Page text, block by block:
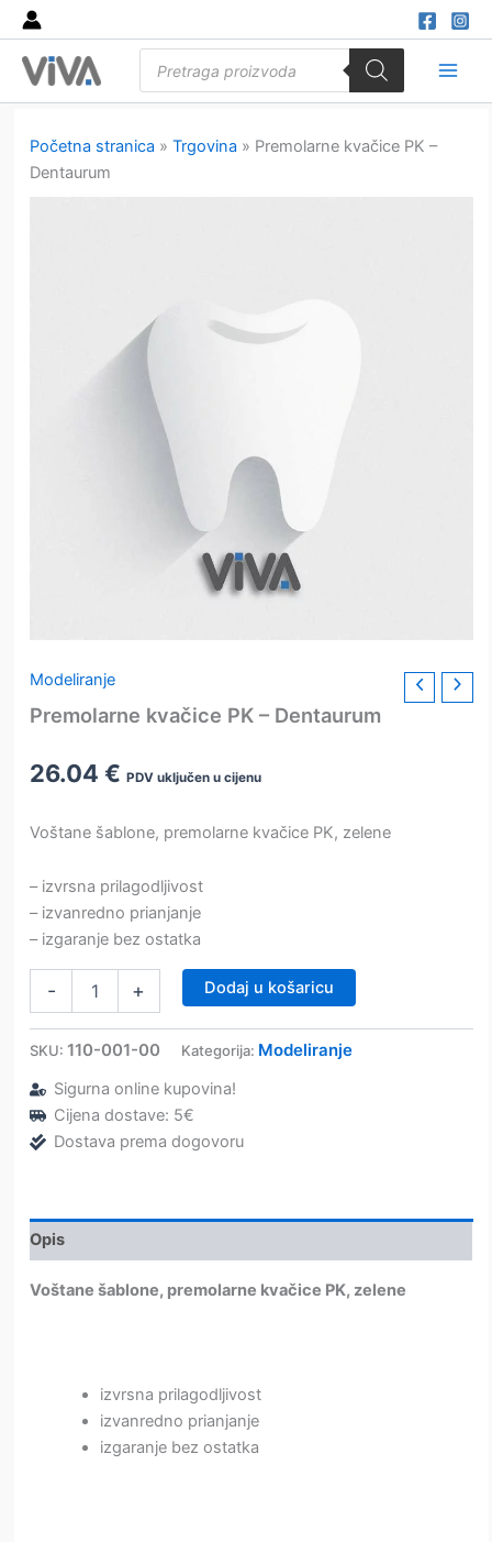
Skip
to
content
search
Početna stranica »Trgovina » Premolarne kvačice PK –
Dentaurum
Modeliranje
Premolarne kvačice PK – Dentaurum
26.04€ PDV uključen u cijenu
Voštane šablone, premolarne kvačice PK, zelene
– izvrsna prilagodljivost
– izvanredno prianjanje
– izgaranje bez ostatka
-
–
količina
+ Dodaj u košaricu
SKU: 110-001-00 Kategorija: Modeliranje
Sigurna online kupovina!
Cijena dostave: 5€
Dostava prema dogovoru
Opis
Voštane šablone, premolarne kvačice PK, zelene
izvrsna prilagodljivost
izvanredno prianjanje
izgaranje bez ostatka